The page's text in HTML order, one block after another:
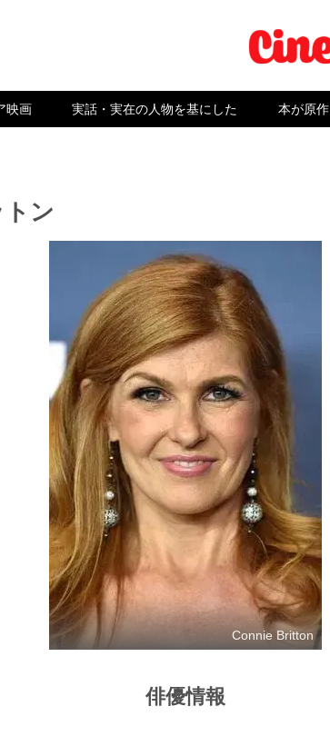
映画 実話・実在の人物を基にした 本が原作
ン
Connie Britton
俳優情報